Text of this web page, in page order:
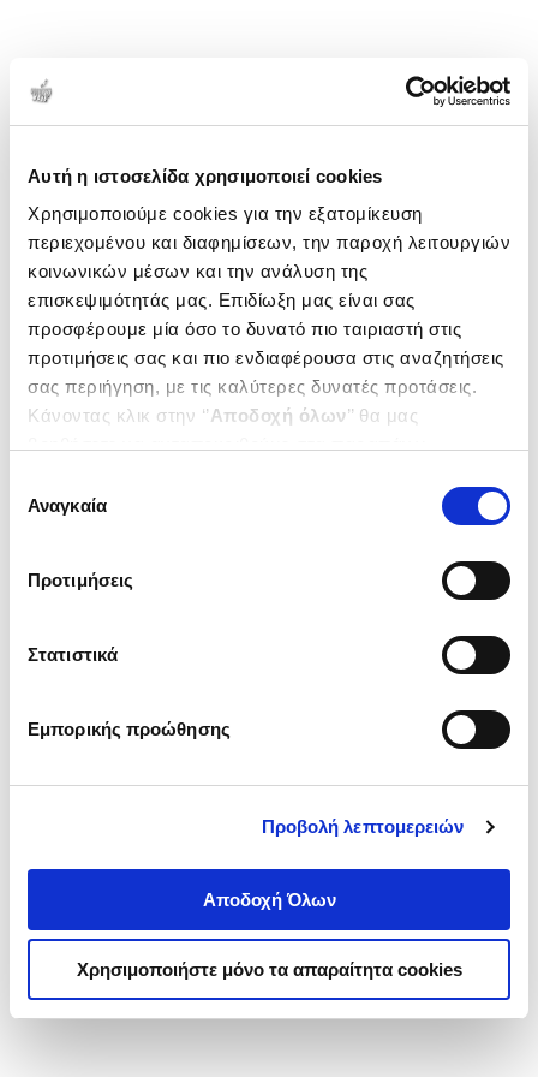
Αυτή η ιστοσελίδα χρησιμοποιεί cookies
Χρησιμοποιούμε cookies για την εξατομίκευση
περιεχομένου και διαφημίσεων, την παροχή λειτουργιών
κοινωνικών μέσων και την ανάλυση της
επισκεψιμότητάς μας. Επιδίωξη μας είναι σας
προσφέρουμε μία όσο το δυνατό πιο ταιριαστή στις
προτιμήσεις σας και πιο ενδιαφέρουσα στις αναζητήσεις
σας περιήγηση, με τις καλύτερες δυνατές προτάσεις.
Κάνοντας κλικ στην ‘’Αποδοχή όλων’’ θα μας
ενδιαφέρουν και να επιλέξετε από τα παρακάτω με την
΄΄και να ενημερωθείτε σχετικά με
συγκατάθεσης
Αναγκαία
Προτιμήσεις
Στατιστικά
Εμπορικής προώθησης
Προβολή λεπτομερειών
Αποδοχή Όλων
Χρησιμοποιήστε μόνο τα απαραίτητα cookies